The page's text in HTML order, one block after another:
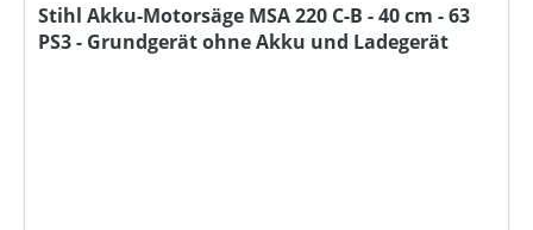
Stihl Akku-Motorsäge MSA 220 C-B - 40 cm - 63
PS3 - Grundgerät ohne Akku und Ladegerät